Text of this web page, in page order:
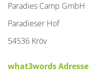
Paradies Camp GmbH
Paradieser Hof
54536 Kröv
what3words Adresse